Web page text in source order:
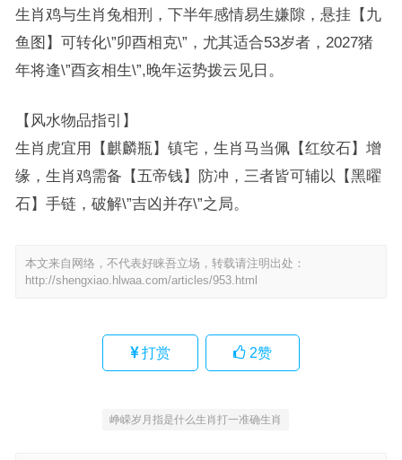
生肖鸡与生肖兔相刑，下半年感情易生嫌隙，悬挂【九
鱼图】可转化\”卯酉相克\”，尤其适合53岁者，2027猪
年将逢\”酉亥相生\”,晚年运势拨云见日。
【风水物品指引】
生肖虎宜用【麒麟瓶】镇宅，生肖马当佩【红纹石】增
缘，生肖鸡需备【五帝钱】防冲，三者皆可辅以【黑曜
石】手链，破解\”吉凶并存\”之局。
本文来自网络，不代表好睐吾立场，转载请注明出处：
http://shengxiao.hlwaa.com/articles/953.html
打赏 2赞
峥嵘岁月指是什么生肖打一准确生肖